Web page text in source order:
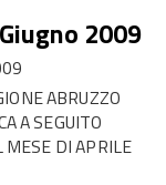
2009
ABRUZZO
A SEGUITO
MESE DI APRILE